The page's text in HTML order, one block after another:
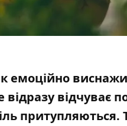
емоційно
відчуває
притупляються.